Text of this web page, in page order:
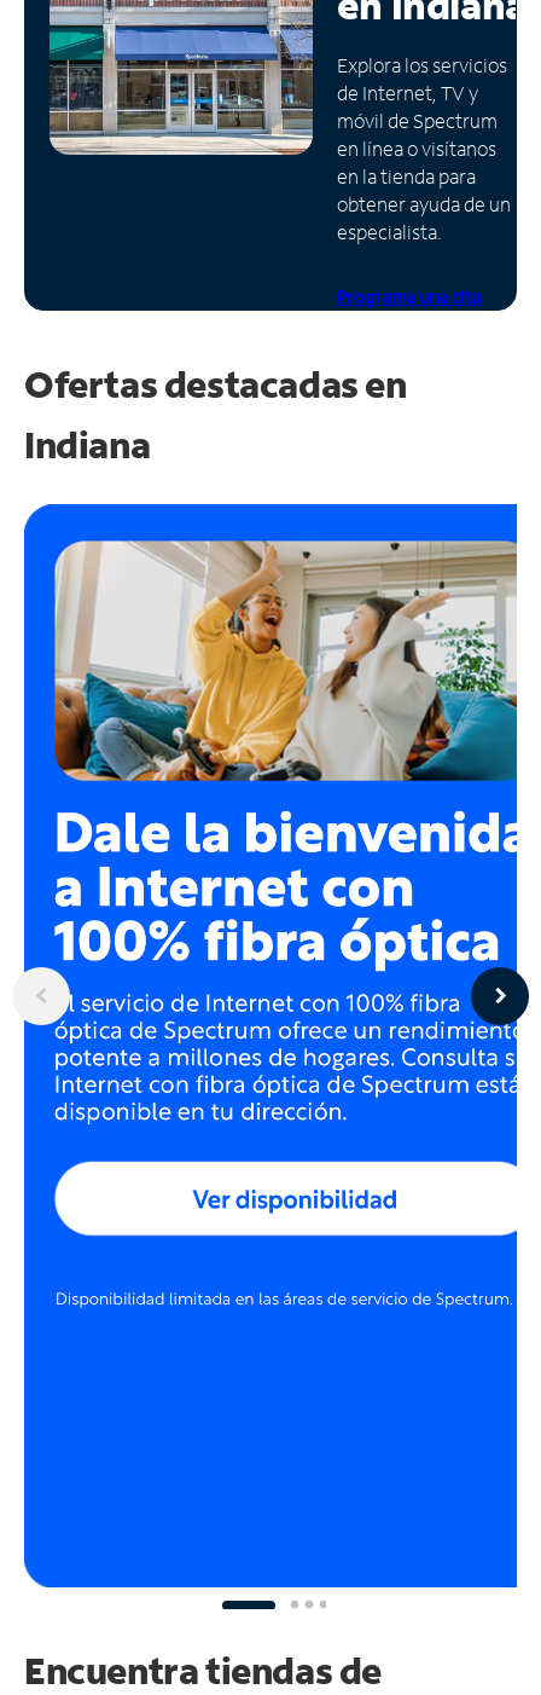
Administrar
cuenta
Encuentra
una
tienda
Explora los servicios
de Internet, TV y
móvil de Spectrum
en línea o visítanos
en la tienda para
obtener ayuda de un
especialista.
Programa una cita
Ofertas destacadas en
Indiana
Encuentra tiendas de